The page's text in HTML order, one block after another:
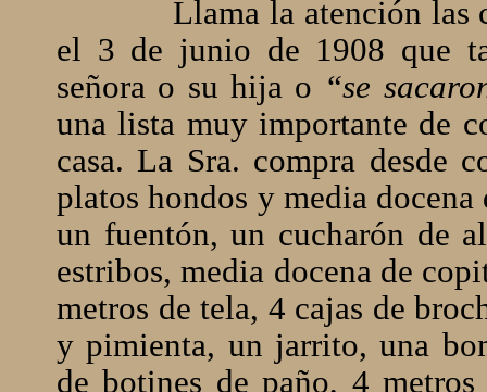
Llama la atención las
el 3 de junio de 1908 que
señora o su hija o “se
una lista muy importante de
casa. La Sra. compra desde
platos hondos y media
un fuentón, un cucharón de
estribos, media docena de
metros de tela, 4 cajas de
y pimienta, un jarrito, una
de botines de paño, 4